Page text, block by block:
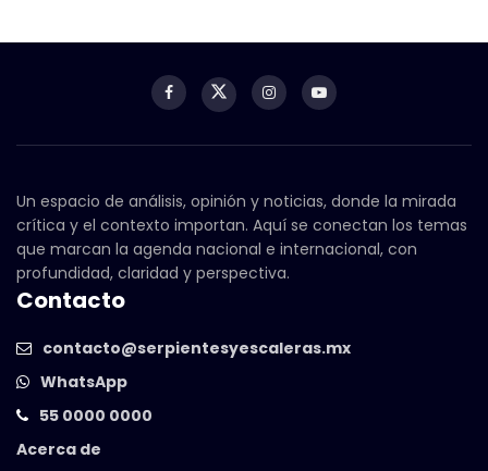
Un espacio de análisis, opinión y noticias, donde la mirada
crítica y el contexto importan. Aquí se conectan los temas
que marcan la agenda nacional e internacional, con
profundidad, claridad y perspectiva.
Contacto
contacto@serpientesyescaleras.mx
WhatsApp
55 0000 0000
Acerca de